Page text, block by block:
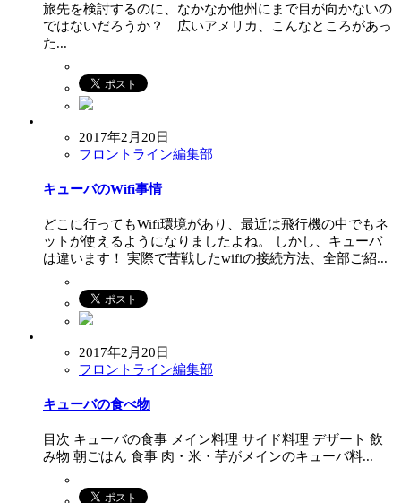
旅先を検討するのに、なかなか他州にまで目が向かないの
ではないだろうか？ 広いアメリカ、こんなところがあっ
た...
2017年2月20日
フロントライン編集部
キューバのWifi事情
どこに行ってもWifi環境があり、最近は飛行機の中でもネ
ットが使えるようになりましたよね。 しかし、キューバ
は違います！ 実際で苦戦したwifiの接続方法、全部ご紹...
2017年2月20日
フロントライン編集部
キューバの食べ物
目次 キューバの食事 メイン料理 サイド料理 デザート 飲
み物 朝ごはん 食事 肉・米・芋がメインのキューバ料...